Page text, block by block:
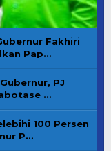
Fakhiri
Pap…
PJ
…
100 Persen
P…